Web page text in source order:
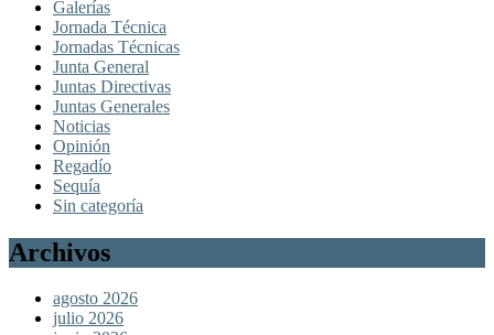
Galerías
Jornada Técnica
Jornadas Técnicas
Junta General
Juntas Directivas
Juntas Generales
Noticias
Opinión
Regadío
Sequía
Sin categoría
Archivos
agosto 2026
julio 2026